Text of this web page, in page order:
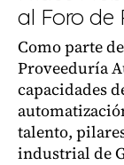
al Foro de
Como parte
Proveeduría
capacidades
talento,
industrial de